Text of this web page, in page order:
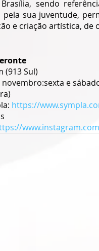
sendo
sua juventude,
e criação artística, de
(913 Sul)
novembro:sexta e
https://